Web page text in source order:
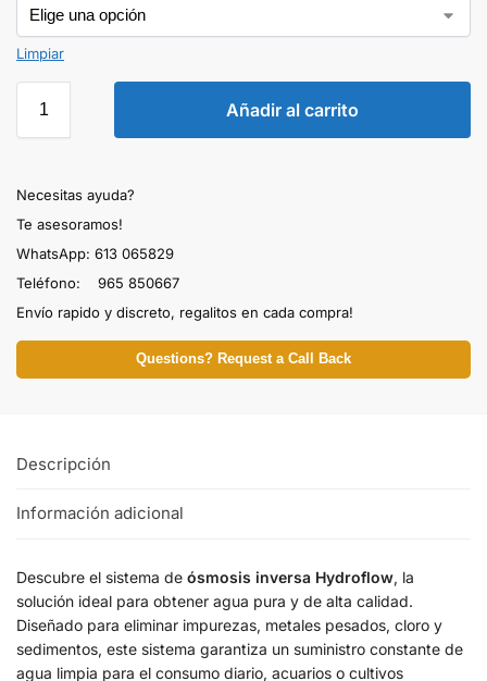
Limpiar
Añadir al carrito
Necesitas ayuda?
Te asesoramos!
WhatsApp: 613 065829
Teléfono: 965 850667
Envío rapido y discreto, regalitos en cada compra!
Questions? Request a Call Back
Descripción
Información adicional
Descubre el sistema de ósmosis inversa Hydroflow, la
solución ideal para obtener agua pura y de alta calidad.
Diseñado para eliminar impurezas, metales pesados, cloro y
sedimentos, este sistema garantiza un suministro constante de
agua limpia para el consumo diario, acuarios o cultivos